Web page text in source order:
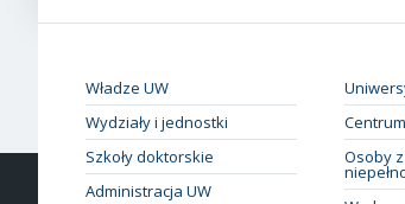
Władze UW
Wydziały i jednostki
Szkoły doktorskie
Administracja UW
Osoby z